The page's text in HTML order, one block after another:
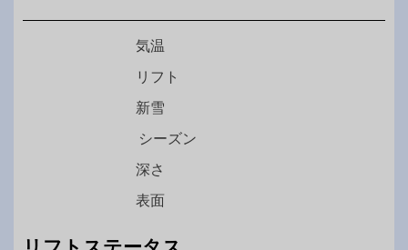
気温
リフト
新雪
シーズン
深さ
表面